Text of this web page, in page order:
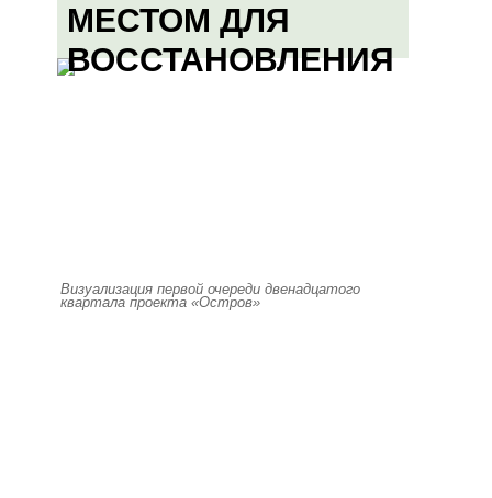
МЕСТОМ ДЛЯ
ВОССТАНОВЛЕНИЯ
Визуализация первой очереди двенадцатого
квартала проекта «Остров»